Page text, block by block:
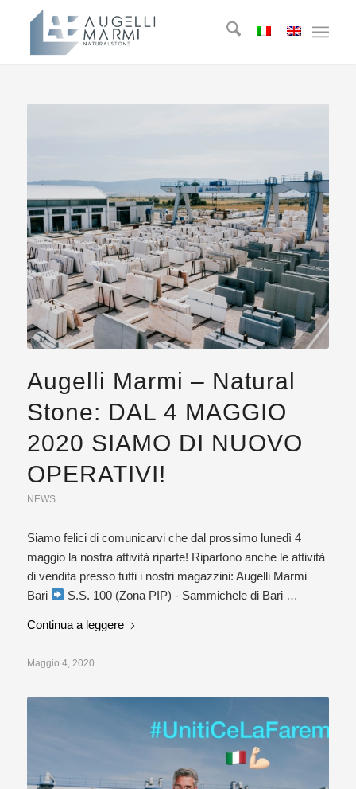
Augelli Marmi – Natural
Stone: DAL 4 MAGGIO
2020 SIAMO DI NUOVO
OPERATIVI!
NEWS
Siamo felici di comunicarvi che dal prossimo lunedì 4
maggio la nostra attività riparte! Ripartono anche le attività
di vendita presso tutti i nostri magazzini: Augelli Marmi
Bari
S.S. 100 (Zona PIP) - Sammichele di Bari …
Continua a leggere
Maggio 4, 2020